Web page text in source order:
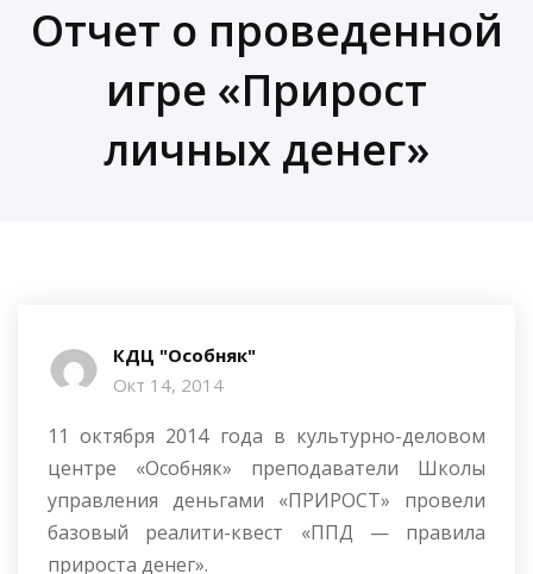
Отчет о проведенной
игре «Прирост
личных денег»
КДЦ "Особняк"
Окт 14, 2014
11 октября 2014 года в культурно-деловом
центре «Особняк» преподаватели Школы
управления деньгами «ПРИРОСТ» провели
базовый реалити-квест «ППД — правила
прироста денег».